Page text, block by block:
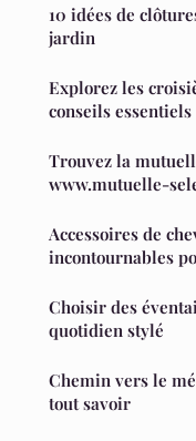
10 idées de
jardin
Explorez les
conseils essentiels
Trouvez la
www.mutuelle-
Accessoires de
incontournables
Choisir des
quotidien stylé
Chemin vers le
tout savoir